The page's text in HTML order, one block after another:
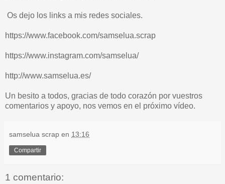
Os dejo los links a mis redes sociales.
https://www.facebook.com/samselua.scrap
https://www.instagram.com/samselua/
http://www.samselua.es/
Un besito a todos, gracias de todo corazón por vuestros
comentarios y apoyo, nos vemos en el próximo vídeo.
samselua scrap en 13:16
Compartir
1 comentario: